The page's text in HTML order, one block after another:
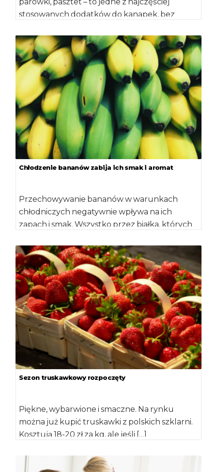
stosowanych dodatków do kanapek, bez
Chłodzenie bananów zabija ich smak i aromat
Przechowywanie bananów w warunkach
chłodniczych negatywnie wpływa na ich
zapach i smak. Wszystko przez białka, których
Sezon truskawkowy rozpoczęty
Piękne, wybarwione i smaczne. Na rynku
można już kupić truskawki z polskich szklarni.
Kosztują 18-20 zł za kg, ale jeśli […]